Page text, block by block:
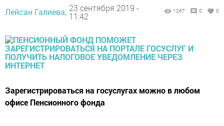
Лейсан Галиева, 23 сентября 2019 -
11:42
1267 0 0
Зарегистрироваться на госуслугах можно в любом
офисе Пенсионного фонда